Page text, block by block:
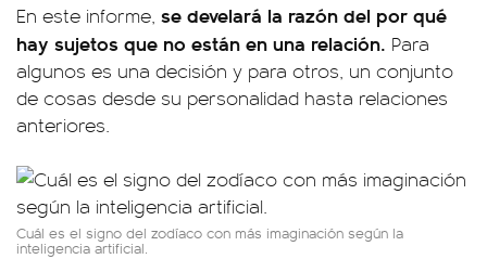
En este informe, se develará la razón del por qué
hay sujetos que no están en una relación. Para
algunos es una decisión y para otros, un conjunto
de cosas desde su personalidad hasta relaciones
anteriores.
Cuál es el signo del zodíaco con más imaginación según la
inteligencia artificial.